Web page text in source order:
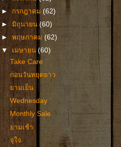
► กรกฎาคม (62)
►มิถุนายน(60)
►พฤษภาคม(62)
▼ เมษายน(60)
Take Care
ก่อนวันหยุดยาว
ยามเย็น
Wednesday
Monthly Sale
ยามเช้า
จุใจ